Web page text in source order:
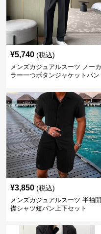
¥5,740 (税込)
メンズカジュアルスーツ ノーカ
ラー一つボタンジャケットパン
¥3,850 (税込)
メンズカジュアルスーツ 半袖開
襟シャツ短パン上下セット